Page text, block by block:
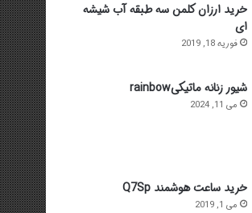
خرید ارزان کلمن سه طبقه آب شیشه
ای
فوریه 18, 2019
شیور زنانه ماتیکیrainbow
می 11, 2024
خرید ساعت هوشمند Q7Sp
می 1, 2019